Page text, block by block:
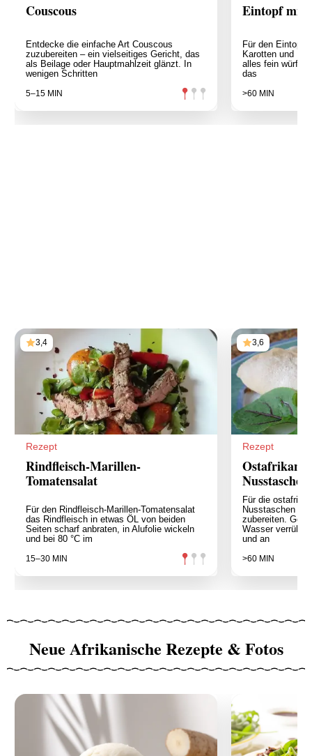
Couscous
Entdecke die einfache Art Couscous
zuzubereiten – ein vielseitiges Gericht, das
als Beilage oder Hauptmahlzeit glänzt. In
wenigen Schritten
5–15 MIN
Eintopf mit
Für den Eintopf
Karotten und
alles fein
das
>60 MIN
3,4
Rezept
Rindfleisch-Marillen-
Tomatensalat
Für den Rindfleisch-Marillen-Tomatensalat
das Rindfleisch in etwas ÖL von beiden
Seiten scharf anbraten, in Alufolie wickeln
und bei 80 °C im
15–30 MIN
3,6
Rezept
Für die
Nusstaschen
zubereiten.
Wasser
und an
>60 MIN
Neue Afrikanische Rezepte & Fotos